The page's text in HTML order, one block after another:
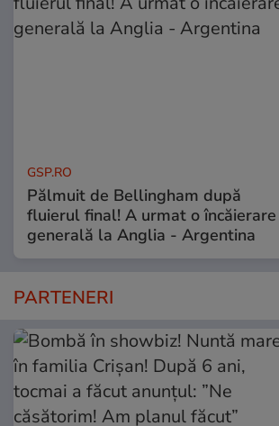
GSP.RO
Pălmuit de Bellingham după
fluierul final! A urmat o încăierare
generală la Anglia - Argentina
PARTENERI